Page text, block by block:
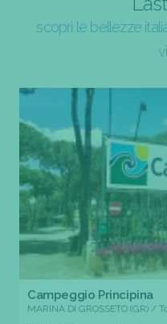
scopri le bellezze
Campeggio Principina
MARINA DI GROSSETO (GR) /